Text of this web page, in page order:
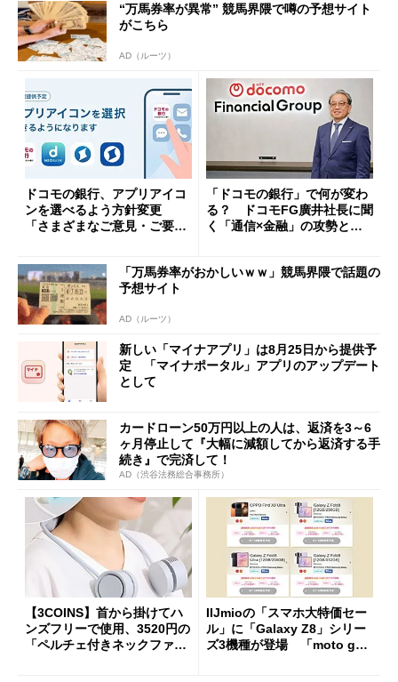
“万馬券率が異常” 競馬界隈で噂の予想サイト
がこちら
AD（ルーツ）
ドコモの銀行、アプリアイコ
ンを選べるよう方針変更
「さまざまなご意見・ご要望
「ドコモの銀行」で何が変わ
る？ ドコモFG廣井社長に聞
く「通信×金融」の攻勢とグ
「万馬券率がおかしいｗｗ」競馬界隈で話題の
予想サイト
AD（ルーツ）
新しい「マイナアプリ」は8月25日から提供予
定 「マイナポータル」アプリのアップデート
として
カードローン50万円以上の人は、返済を3～6
ヶ月停止して『大幅に減額してから返済する手
続き』で完済して！
AD（渋谷法務総合事務所）
【3COINS】首から掛けてハ
ンズフリーで使用、3520円の
「ペルチェ付きネックファ
IIJmioの「スマホ大特価セー
ル」に「Galaxy Z8」シリー
ズ3機種が登場 「moto g37